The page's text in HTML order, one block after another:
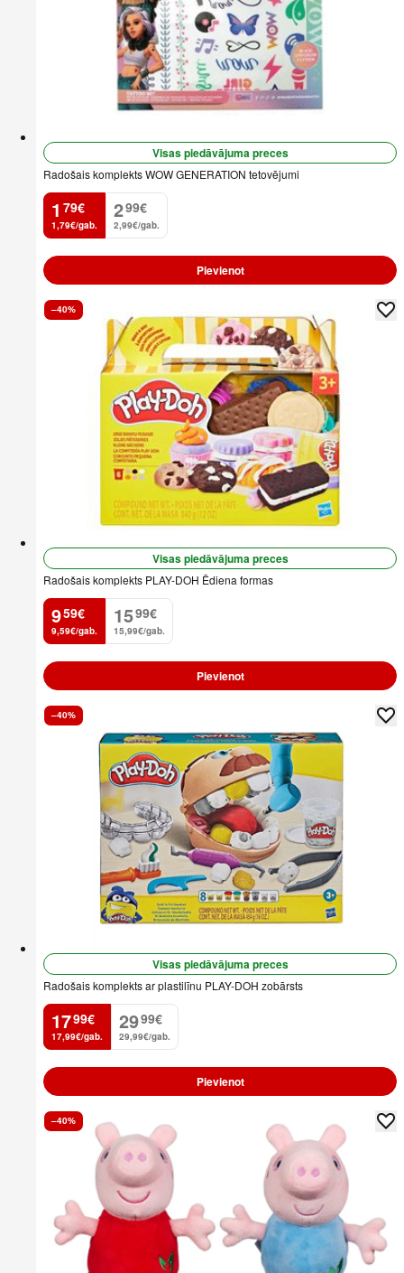
Visas piedāvājuma preces
Radošais komplekts WOW GENERATION tetovējumi
1
. 79€
1,79€/gab.
2
. 99€
2,99€/gab.
Pievienot
–40%
Visas piedāvājuma preces
Radošais komplekts PLAY-DOH Ēdiena formas
9
. 59€
9,59€/gab.
15
. 99€
15,99€/gab.
Pievienot
–40%
Visas piedāvājuma preces
Radošais komplekts ar plastilīnu PLAY-DOH zobārsts
17
. 99€
17,99€/gab.
29
. 99€
29,99€/gab.
Pievienot
–40%